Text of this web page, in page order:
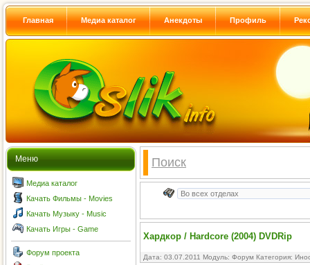
Главная Медиа каталог Анекдоты Профиль
Меню
Медиа каталог
Качать Фильмы - Movies
Качать Музыку - Music
Качать Игры - Game
Форум проекта
Поиск
Хардкор / Hardcore (2004) DVDRip
Дата: 03.07.2011 Модуль: Форум Категория: